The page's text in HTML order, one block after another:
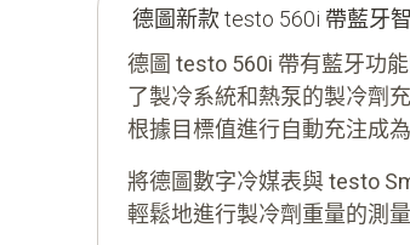
德圖新款 testo 560i 帶藍牙
德圖 testo 560i 帶有藍牙功
了製冷系統和熱泵的製冷劑
根據目標值進行自動充注成
將德圖數字冷媒表與 testo
輕鬆地進行製冷劑重量的測